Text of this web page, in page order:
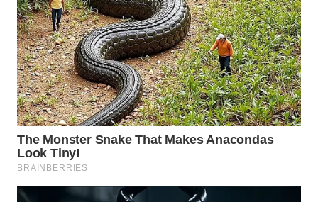
WN
LABUHANBATU
WN
TAPANULI
TENGAH
WN DELI
SERDANG